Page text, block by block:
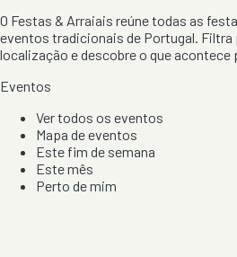
O Festas & Arraiais reúne todas as
eventos tradicionais de Portugal.
localização e descobre o que acontece
Eventos
Ver todos os eventos
Mapa de eventos
Este fim de semana
Este mês
Perto de mim